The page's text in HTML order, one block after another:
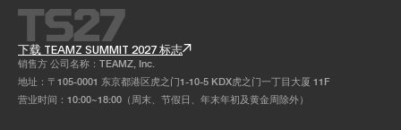
下载 TEAMZ SUMMIT 2027 标志
销售方 公司名称：TEAMZ, Inc.
地址：〒105-0001 东京都港区虎之门1-10-5 KDX虎之门一丁目大厦 11F
营业时间：10:00~18:00（周末、节假日、年末年初及黄金周除外）